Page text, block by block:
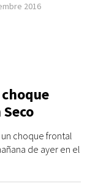
2016
choque frontal
de ayer en el